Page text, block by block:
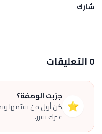
شارك
0 التعليقات
⭐
جرّبت الوصفة؟
كن أول من يقيّمها
غيرك يقرر.